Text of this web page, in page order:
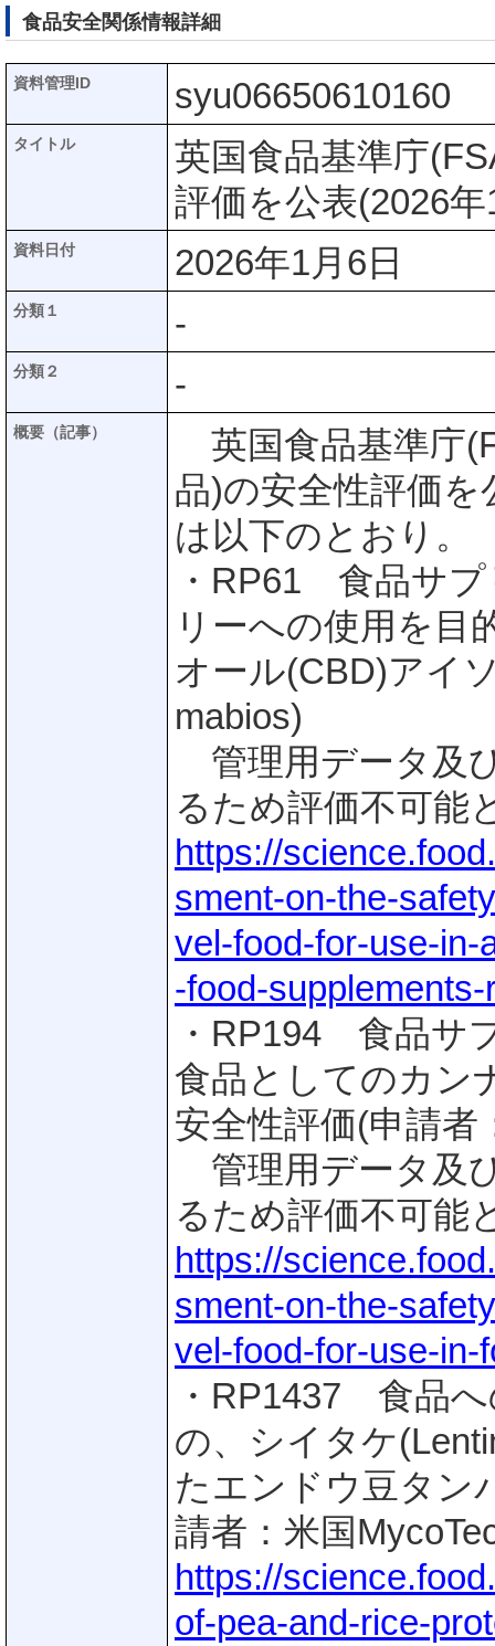
食品安全関係情報詳細
資料管理ID syu06650610160
タイトル
英国食品基準庁
評価を公表(2026
資料日付 2026年1月6日
分類１ -
分類２ -
概要（記事）
英国食品基準庁
品)の安全性評価を
は以下のとおり。
・RP61 食品サ
リーへの使用を目
オール(CBD)アイ
mabios)
管理用データ及
るため評価不可能
https://
sment-on-the-
vel-food-for-use-in-
-food-supplements-
・RP194 食品サ
食品としてのカン
安全性評価(申請者
管理用データ及
るため評価不可能
https://
sment-on-the-
vel-food-for-use-in-
・RP1437 食品
の、シイタケ
たエンドウ豆タン
請者：米国
https://
of-pea-and-rice-